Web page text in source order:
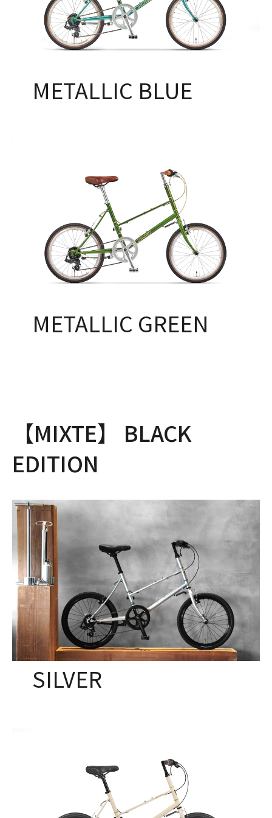
METALLIC BLUE
METALLIC GREEN
【MIXTE】 BLACK
EDITION
SILVER